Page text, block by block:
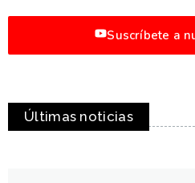
Suscríbete a
Últimas noticias